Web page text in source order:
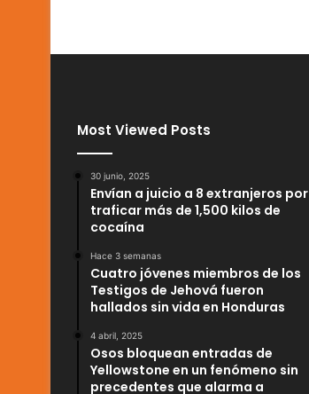
Most Viewed Posts
30 junio, 2025
Envían a juicio a 8 extranjeros por
traficar más de 1,500 kilos de
cocaína
Hace 3 semanas
Cuatro jóvenes miembros de los
Testigos de Jehová fueron
hallados sin vida en Honduras
4 abril, 2025
Osos bloquean entradas de
Yellowstone en un fenómeno sin
precedentes que alarma a